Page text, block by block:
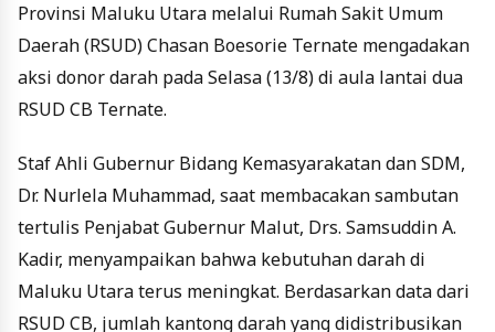
Provinsi Maluku Utara melalui Rumah Sakit Umum
Daerah (RSUD) Chasan Boesorie Ternate mengadakan
aksi donor darah pada Selasa (13/8) di aula lantai dua
RSUD CB Ternate.
Staf Ahli Gubernur Bidang Kemasyarakatan dan SDM,
Dr. Nurlela Muhammad, saat membacakan sambutan
tertulis Penjabat Gubernur Malut, Drs. Samsuddin A.
Kadir, menyampaikan bahwa kebutuhan darah di
Maluku Utara terus meningkat. Berdasarkan data dari
RSUD CB, jumlah kantong darah yang didistribusikan